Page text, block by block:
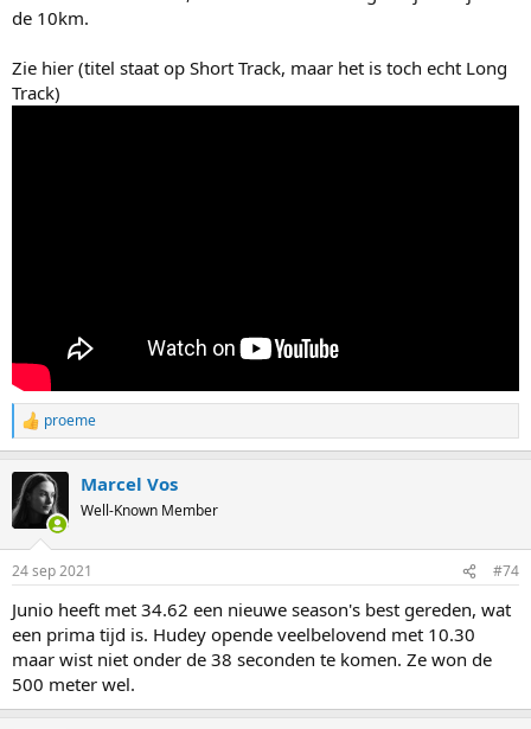
de 10km.
Zie hier (titel staat op Short Track, maar het is toch echt Long
Track)
R
e
c
t
s
proeme
Marcel Vos
Well-Known Member
24 sep 2021 #74
Junio heeft met 34.62 een nieuwe season's best gereden, wat
een prima tijd is. Hudey opende veelbelovend met 10.30
maar wist niet onder de 38 seconden te komen. Ze won de
500 meter wel.